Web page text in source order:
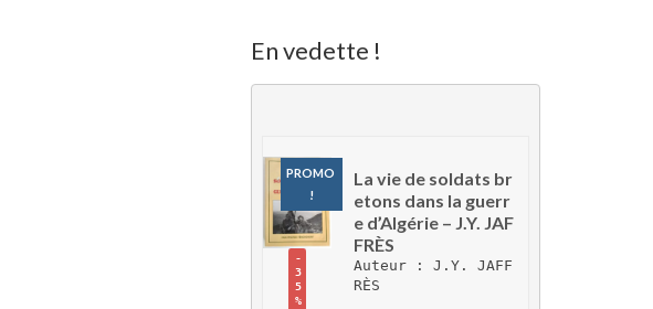
En vedette !
PROMO
!
-
3
5
%
La vie de soldats br
etons dans la guerr
e d’Algérie – J.Y. JAF
FRÈS
Auteur : J.Y. JAFF
RÈS